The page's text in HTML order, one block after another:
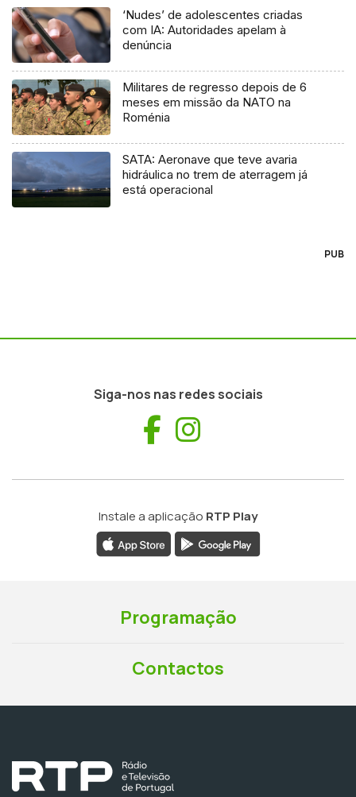
‘Nudes’ de adolescentes criadas
com IA: Autoridades apelam à
denúncia
Militares de regresso depois de 6
meses em missão da NATO na
Roménia
SATA: Aeronave que teve avaria
hidráulica no trem de aterragem já
está operacional
PUB
Siga-nos nas redes sociais
Facebook
Instale a aplicação RTP Play
Programação
Contactos